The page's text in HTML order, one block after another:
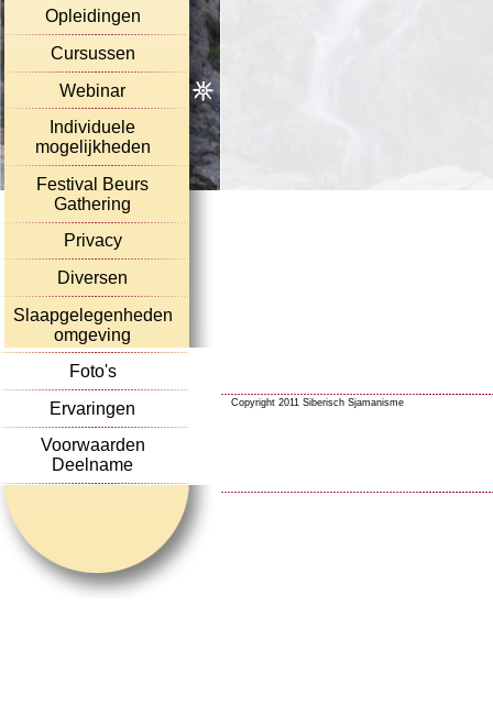
Opleidingen
Cursussen
Webinar
Individuele
mogelijkheden
Festival Beurs
Gathering
Privacy
Diversen
Slaapgelegenheden
omgeving
Foto's
Ervaringen
Voorwaarden
Deelname
Copyright 2011 Siberisch Sjamanisme